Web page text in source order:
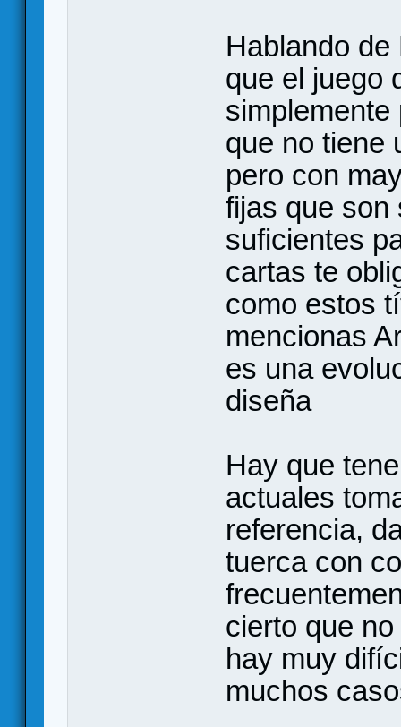
Hablando
que el juego
simplemente
que no tiene
pero con
fijas que son
suficientes
cartas te
como estos
mencionas
es una
diseña
Hay que
actuales
referencia,
tuerca con
cierto que
hay muy
muchos